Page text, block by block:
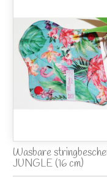
Wasbare
JUNGLE (16 cm)